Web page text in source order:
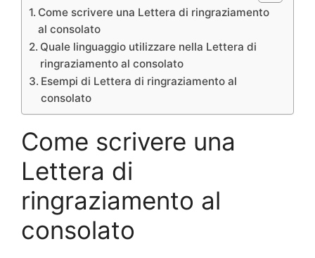
Come scrivere una Lettera di ringraziamento
al consolato
Quale linguaggio utilizzare nella Lettera di
ringraziamento al consolato
Esempi di Lettera di ringraziamento al
consolato
Come scrivere una
Lettera di
ringraziamento al
consolato